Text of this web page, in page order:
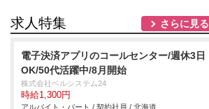
求人特集 さらに見る
電子決済アプリのコールセンター/週休3日
OK/50代活躍中/8月開始
株式会社ベルシステム24
時給1,300円
アルバイト・パート / 契約社員 / 北海道